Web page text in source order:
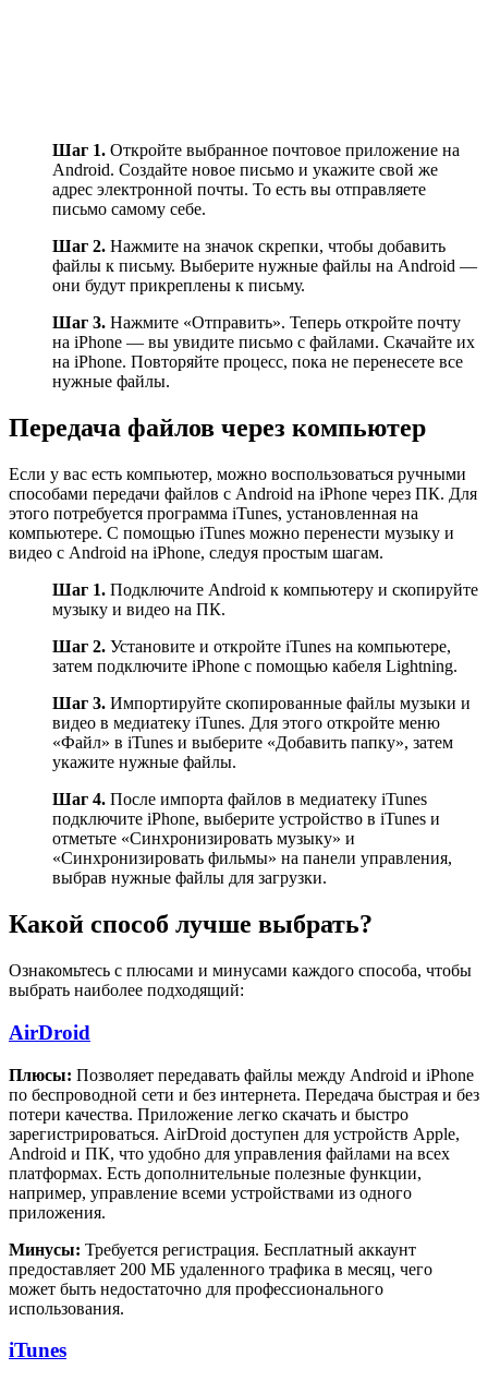
Шаг 1. Откройте выбранное почтовое приложение на
Android. Создайте новое письмо и укажите свой же
адрес электронной почты. То есть вы отправляете
письмо самому себе.
Шаг 2. Нажмите на значок скрепки, чтобы добавить
файлы к письму. Выберите нужные файлы на Android —
они будут прикреплены к письму.
Шаг 3. Нажмите «Отправить». Теперь откройте почту
на iPhone — вы увидите письмо с файлами. Скачайте их
на iPhone. Повторяйте процесс, пока не перенесете все
нужные файлы.
Передача файлов через компьютер
Если у вас есть компьютер, можно воспользоваться ручными
способами передачи файлов с Android на iPhone через ПК. Для
этого потребуется программа iTunes, установленная на
компьютере. С помощью iTunes можно перенести музыку и
видео с Android на iPhone, следуя простым шагам.
Шаг 1. Подключите Android к компьютеру и скопируйте
музыку и видео на ПК.
Шаг 2. Установите и откройте iTunes на компьютере,
затем подключите iPhone с помощью кабеля Lightning.
Шаг 3. Импортируйте скопированные файлы музыки и
видео в медиатеку iTunes. Для этого откройте меню
«Файл» в iTunes и выберите «Добавить папку», затем
укажите нужные файлы.
Шаг 4. После импорта файлов в медиатеку iTunes
подключите iPhone, выберите устройство в iTunes и
отметьте «Синхронизировать музыку» и
«Синхронизировать фильмы» на панели управления,
выбрав нужные файлы для загрузки.
Какой способ лучше выбрать?
Ознакомьтесь с плюсами и минусами каждого способа, чтобы
выбрать наиболее подходящий:
AirDroid
Плюсы: Позволяет передавать файлы между Android и iPhone
по беспроводной сети и без интернета. Передача быстрая и без
потери качества. Приложение легко скачать и быстро
зарегистрироваться. AirDroid доступен для устройств Apple,
Android и ПК, что удобно для управления файлами на всех
платформах. Есть дополнительные полезные функции,
например, управление всеми устройствами из одного
приложения.
Минусы: Требуется регистрация. Бесплатный аккаунт
предоставляет 200 МБ удаленного трафика в месяц, чего
может быть недостаточно для профессионального
использования.
iTunes